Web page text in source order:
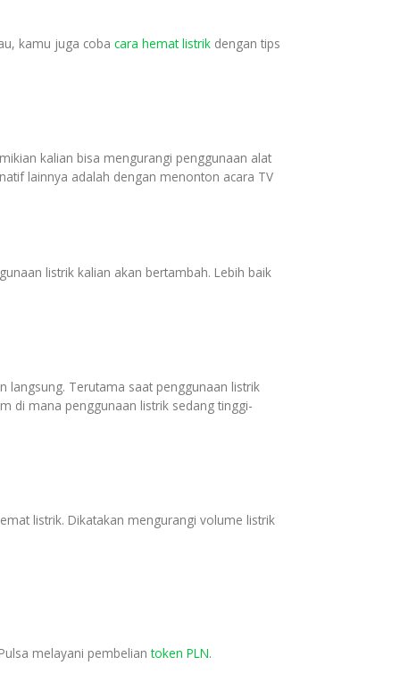
kamu juga coba cara hemat listrik dengan tips
kalian bisa mengurangi penggunaan alat
lainnya adalah dengan menonton acara TV
listrik kalian akan bertambah. Lebih baik
langsung. Terutama saat penggunaan listrik
di mana penggunaan listrik sedang tinggi-
listrik. Dikatakan mengurangi volume listrik
melayani pembeliantoken PLN.